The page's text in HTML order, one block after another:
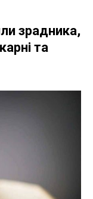
зрадника,
та